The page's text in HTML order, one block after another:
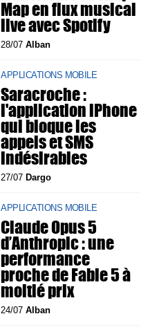
Map en flux musical
live avec Spotify
28/07Alban
APPLICATIONS MOBILE
Saracroche :
l'application iPhone
qui bloque les
appels et SMS
indésirables
27/07Dargo
APPLICATIONS MOBILE
Claude Opus 5
d’Anthropic : une
performance
proche de Fable 5 à
moitié prix
24/07Alban